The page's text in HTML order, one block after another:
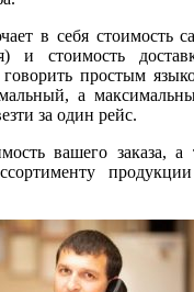
в себя стоимость
и стоимость
простым
а
за один рейс.
вашего заказа, а